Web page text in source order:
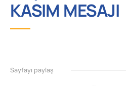
KASIM MESAJI
Sayfayı paylaş